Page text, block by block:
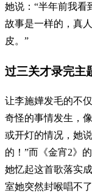
她说：“半年前我看
故事是一样的，真
皮。”
过三关才录完主
让李施嬅发毛的不
奇怪的事情发生，
或开灯的情况，她
的！”而《金宵2》
她忆起这首歌落实
室她突然封喉唱不